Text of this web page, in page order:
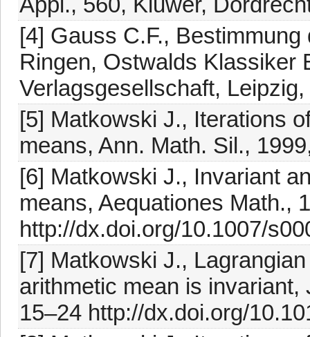
[4] Gauss C.F.,
Ringen, Ostwalds Klassiker
Verlagsgesellschaft,
[5] Matkowski J., Iterations
means, Ann. Math. Sil.,
[6] Matkowski J., Invariant
means, Aequationes Math.,
http://dx.doi.org/10.1007/
[7] Matkowski J.,
arithmetic mean is invariant,
15–24 http://dx.doi.org/